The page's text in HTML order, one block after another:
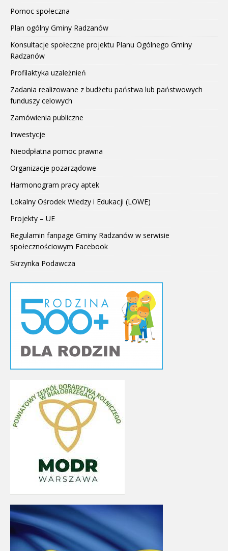
Pomoc społeczna
Plan ogólny Gminy Radzanów
Konsultacje społeczne projektu Planu Ogólnego Gminy
Radzanów
Profilaktyka uzależnień
Zadania realizowane z budżetu państwa lub państwowych
funduszy celowych
Zamówienia publiczne
Inwestycje
Nieodpłatna pomoc prawna
Organizacje pozarządowe
Harmonogram pracy aptek
Lokalny Ośrodek Wiedzy i Edukacji (LOWE)
Projekty – UE
Regulamin fanpage Gminy Radzanów w serwisie
społecznościowym Facebook
Skrzynka Podawcza